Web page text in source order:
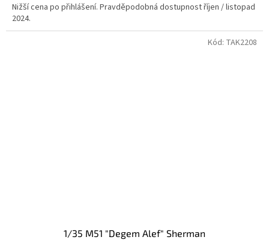
Nižší cena po přihlášení. Pravděpodobná dostupnost říjen / listopad
2024.
1/35 M51 "Degem Alef" Sherman
Kód: TAK2208